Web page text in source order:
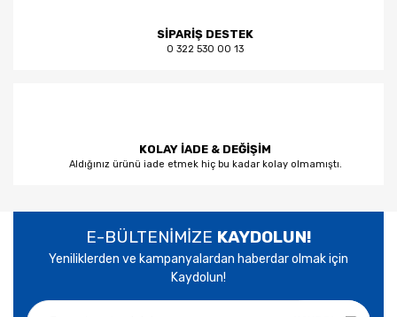
SİPARİŞ DESTEK
0 322 530 00 13
KOLAY İADE & DEĞİŞİM
Aldığınız ürünü iade etmek hiç bu kadar kolay olmamıştı.
E-BÜLTENİMİZE KAYDOLUN!
Yeniliklerden ve kampanyalardan haberdar olmak için
Kaydolun!